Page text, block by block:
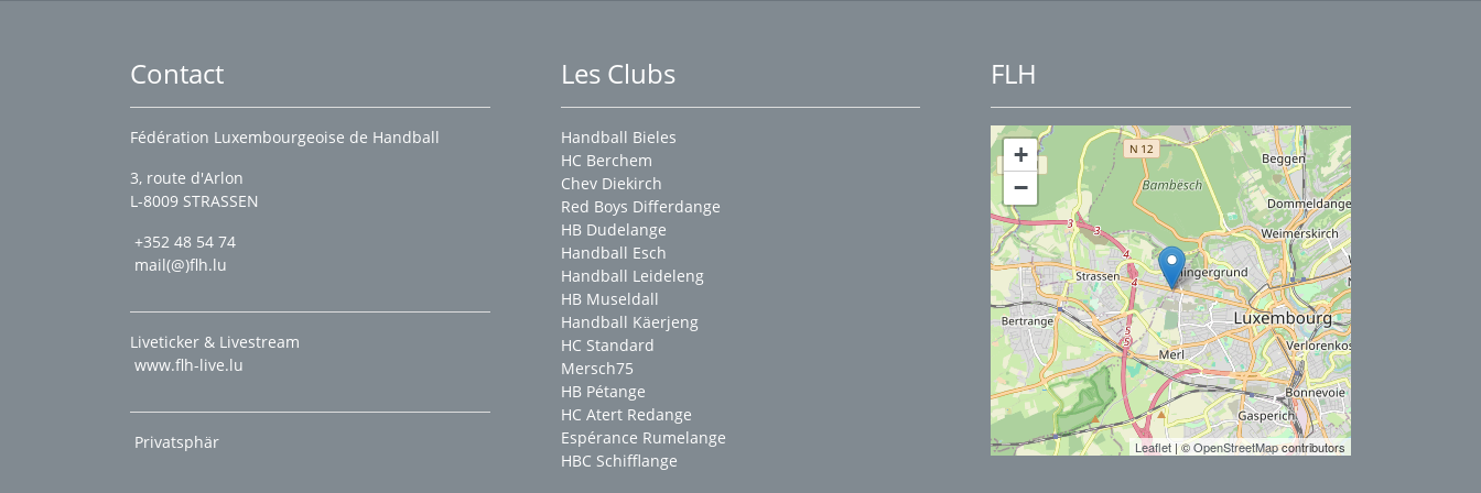
Contact
Fédération Luxembourgeoise de Handball
3, route d'Arlon
L-8009 STRASSEN
+352 48 54 74
mail(@)flh.lu
Liveticker & Livestream
www.flh-live.lu
Privatsphär
Les Clubs
Handball Bieles
HC Berchem
Chev Diekirch
Red Boys Differdange
HB Dudelange
Handball Esch
Handball Leideleng
HB Museldall
Handball Käerjeng
HC Standard
Mersch75
HB Pétange
HC Atert Redange
Espérance Rumelange
HBC Schifflange
FLH
+
−
Leaflet| ©OpenStreetMapcontributors